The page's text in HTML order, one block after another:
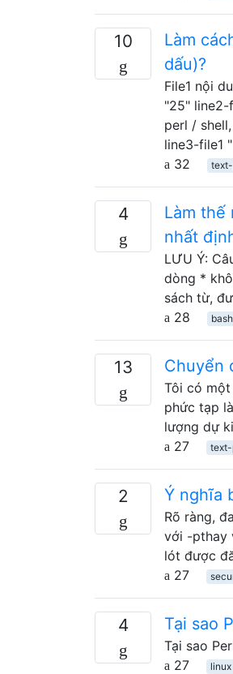
10
Làm
dấu)?
File1 nội
"25"
perl /
line3-file1
32
4
Làm thế
nhất
LƯU Ý:
dòng *
sách từ,
28
bash
13 Chuyển
Tôi có
phức tạp
lượng dự
27
text-
2 Ý nghĩa
Rõ ràng,
với -pthay
lót được
27
4 Tại sao
Tại sao
27
linux